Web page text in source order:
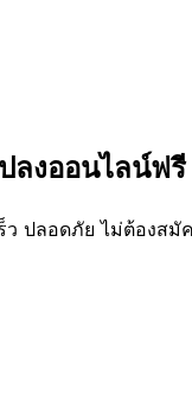
ลงออนไลน์ฟรี
ว ปลอดภัย ไม่ต้องสมั